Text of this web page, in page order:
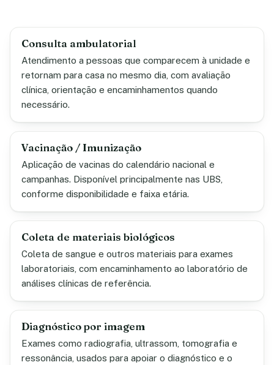
Consulta ambulatorial
Atendimento a pessoas que comparecem à unidade e
retornam para casa no mesmo dia, com avaliação
clínica, orientação e encaminhamentos quando
necessário.
Vacinação / Imunização
Aplicação de vacinas do calendário nacional e
campanhas. Disponível principalmente nas UBS,
conforme disponibilidade e faixa etária.
Coleta de materiais biológicos
Coleta de sangue e outros materiais para exames
laboratoriais, com encaminhamento ao laboratório de
análises clínicas de referência.
Diagnóstico por imagem
Exames como radiografia, ultrassom, tomografia e
ressonância, usados para apoiar o diagnóstico e o